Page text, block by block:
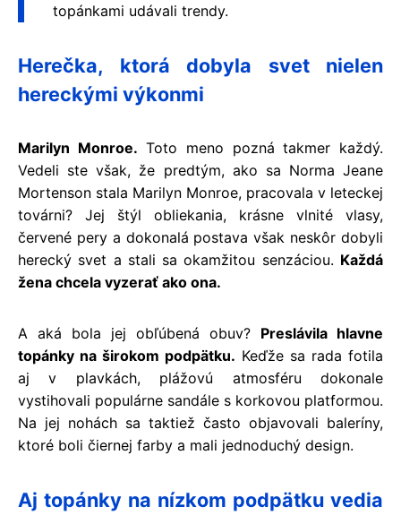
topánkami udávali trendy.
Herečka, ktorá dobyla svet nielen
hereckými výkonmi
Marilyn Monroe. Toto meno pozná takmer každý.
Vedeli ste však, že predtým, ako sa Norma Jeane
Mortenson stala Marilyn Monroe, pracovala v leteckej
továrni? Jej štýl obliekania, krásne vlnité vlasy,
červené pery a dokonalá postava však neskôr dobyli
herecký svet a stali sa okamžitou senzáciou. Každá
žena chcela vyzerať ako ona.
A aká bola jej obľúbená obuv? Preslávila hlavne
topánky na širokom podpätku. Keďže sa rada fotila
aj v plavkách, plážovú atmosféru dokonale
vystihovali populárne sandále s korkovou platformou.
Na jej nohách sa taktiež často objavovali baleríny,
ktoré boli čiernej farby a mali jednoduchý design.
Aj topánky na nízkom podpätku vedia